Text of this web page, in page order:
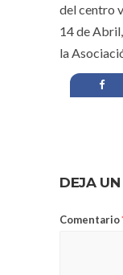
del centro
14 de
la
DEJA
Comentario